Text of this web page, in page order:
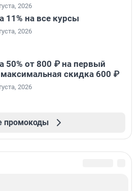
2026
11% на все курсы
2026
50% от 800 ₽ на первый
максимальная скидка 600 ₽
2026
промокоды